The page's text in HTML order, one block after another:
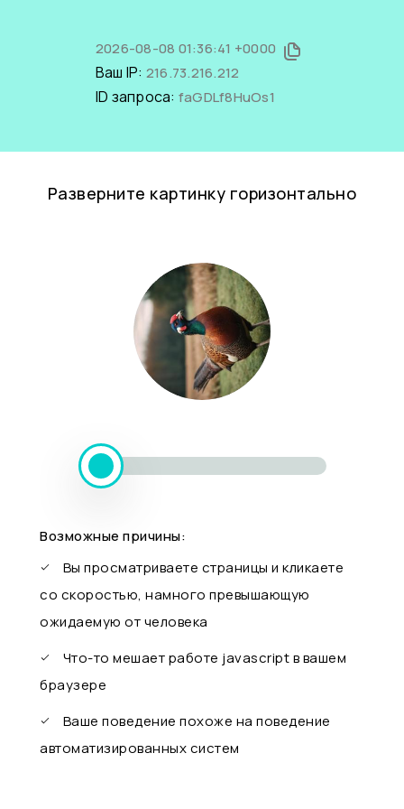
2026-08-08 01:36:41 +0000
Ваш IP: 216.73.216.212
ID запроса: faGDLf8HuOs1
Разверните картинку горизонтально
Возможные причины:
Вы просматриваете страницы и кликаете
со скоростью, намного превышающую
ожидаемую от человека
Что-то мешает работе javascript в вашем
браузере
Ваше поведение похоже на поведение
автоматизированных систем